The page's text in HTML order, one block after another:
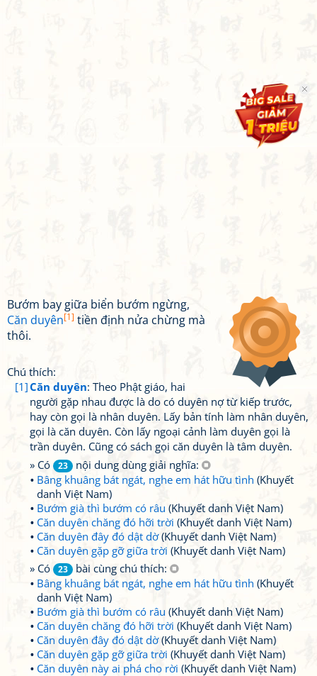
Bướm bay giữa biển bướm ngừng,
Căn duyên[1] tiền định nửa chừng mà
thôi.
Chú thích:
[1]Căn duyên: Theo Phật giáo, hai
người gặp nhau được là do có duyên nợ từ kiếp trước,
hay còn gọi là nhân duyên. Lấy bản tính làm nhân duyên,
gọi là căn duyên. Còn lấy ngoại cảnh làm duyên gọi là
trần duyên. Cũng có sách gọi căn duyên là tâm duyên.
» Có
23
nội dung dùng giải nghĩa:
Bâng khuâng bát ngát, nghe em hát hữu tình (Khuyết
danh Việt Nam)
Bướm già thì bướm có râu (Khuyết danh Việt Nam)
Căn duyên chăng đó hỡi trời (Khuyết danh Việt Nam)
Căn duyên đây đó dật dờ(Khuyết danh Việt Nam)
Căn duyên gặp gỡ giữa trời (Khuyết danh Việt Nam)
» Có
23
bài cùng chú thích:
Bâng khuâng bát ngát, nghe em hát hữu tình (Khuyết
danh Việt Nam)
Bướm già thì bướm có râu (Khuyết danh Việt Nam)
Căn duyên chăng đó hỡi trời (Khuyết danh Việt Nam)
Căn duyên đây đó dật dờ(Khuyết danh Việt Nam)
Căn duyên gặp gỡ giữa trời (Khuyết danh Việt Nam)
Căn duyên này ai phá cho rời (Khuyết danh Việt Nam)